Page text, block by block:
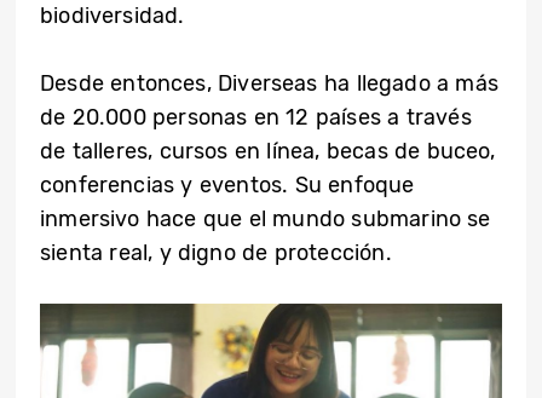
biodiversidad.
Desde entonces, Diverseas ha llegado a más
de 20.000 personas en 12 países a través
de talleres, cursos en línea, becas de buceo,
conferencias y eventos. Su enfoque
inmersivo hace que el mundo submarino se
sienta real, y digno de protección.